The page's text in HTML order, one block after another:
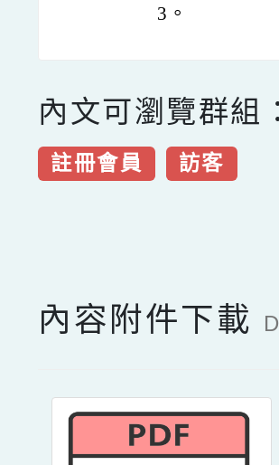
3。
內文可瀏覽群組：
註冊會員 訪客
內容附件下載